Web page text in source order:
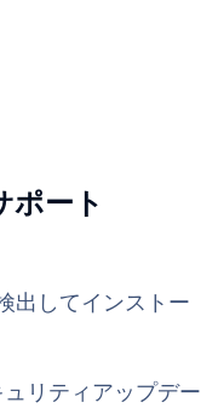
ポート
出してインストー
リティアップデー